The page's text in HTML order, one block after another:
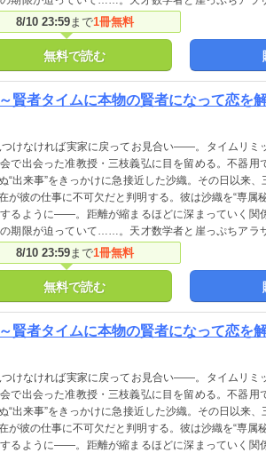
8/10 23:59まで1冊無料
無料で読む
賢者タイムに本物の賢者になって恋を
けなければ実家に戻ってお見合い――。タイムリミ
で出会った准教授・三枝義弘に目を留める。不器用
“出来事”をきっかけに急接近した沙織。その日以来
が彼の仕事に不可欠だと判明する。彼は沙織を“専属
るように――。距離が縮まるほどに深まっていく関
期限が迫っていて……。天才数学者と崖っぷちアラ
8/10 23:59まで1冊無料
無料で読む
賢者タイムに本物の賢者になって恋を
けなければ実家に戻ってお見合い――。タイムリミ
で出会った准教授・三枝義弘に目を留める。不器用
“出来事”をきっかけに急接近した沙織。その日以来
が彼の仕事に不可欠だと判明する。彼は沙織を“専属
るように――。距離が縮まるほどに深まっていく関